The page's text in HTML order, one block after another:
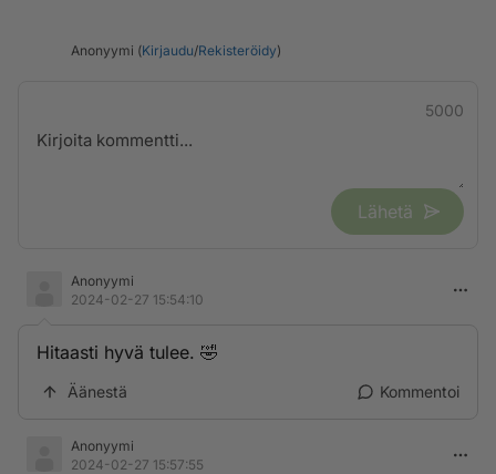
Anonyymi (Kirjaudu/Rekisteröidy)
5000
Lähetä
Anonyymi
2024-02-27 15:54:10
Hitaasti hyvä tulee. 🤣
Äänestä Kommentoi
Anonyymi
2024-02-27 15:57:55